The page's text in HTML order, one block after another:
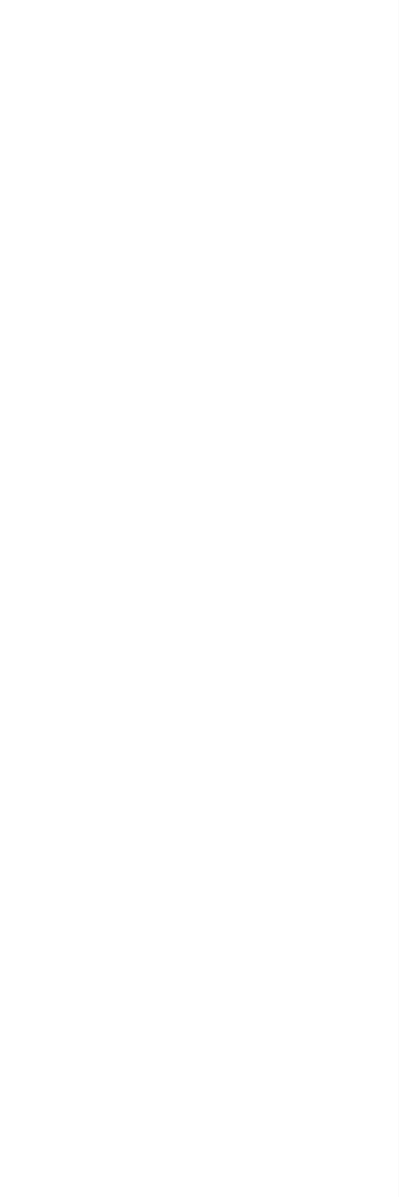
in lavori di gruppo
la discussione su casi
dal Responsabile
2.6 del suddetto
verifiche finali” come
almeno 10 anni, come
in forma scritta che
sarà richiesto di
del
che presentano
il 70% di risposte
svolte online, per
saranno riportate nel
rischio basso del
informazione e
test finale.
il territorio nazionale